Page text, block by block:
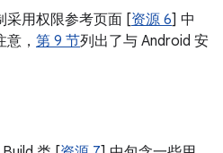
采用权限参考页面 [资源 6] 中
， 第 9 节列出了与 Android 安